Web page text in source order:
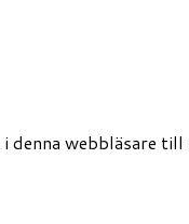
webbläsare till